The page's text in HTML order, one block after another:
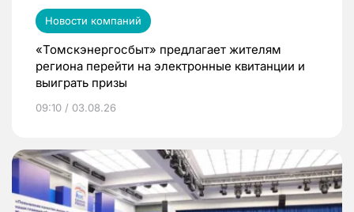
Новости компаний
«Томскэнергосбыт» предлагает жителям
региона перейти на электронные квитанции и
выиграть призы
09:10 / 03.08.26